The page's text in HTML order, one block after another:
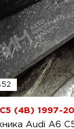
(4B) 1997-
Audi A6